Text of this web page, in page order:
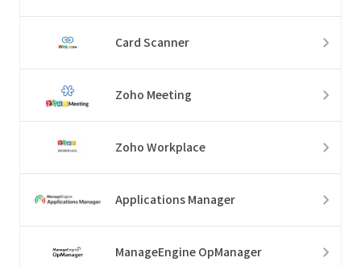
Card Scanner
Zoho Meeting
Zoho Workplace
Applications Manager
ManageEngine OpManager